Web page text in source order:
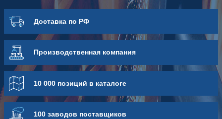
Доставка по РФ
Про­из­вод­ствен­ная компания
10 000 позиций в каталоге
100 заводов поставщиков